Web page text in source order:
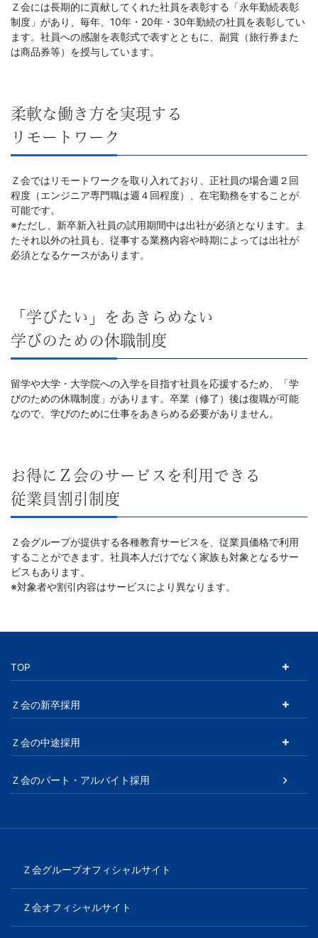
Ｚ会には長期的に貢献してくれた社員を表彰する「永年勤続表彰
制度」があり、毎年、10年・20年・30年勤続の社員を表彰してい
ます。社員への感謝を表彰式で表すとともに、副賞（旅行券また
は商品券等）を授与しています。
柔軟な働き方を実現する
リモートワーク
Ｚ会ではリモートワークを取り入れており、正社員の場合週２回
程度（エンジニア専門職は週４回程度）、在宅勤務をすることが
可能です。
※ただし、新卒新入社員の試用期間中は出社が必須となります。ま
たそれ以外の社員も、従事する業務内容や時期によっては出社が
必須となるケースがあります。
「学びたい」をあきらめない
学びのための休職制度
留学や大学・大学院への入学を目指す社員を応援するため、「学
びのための休職制度」があります。卒業（修了）後は復職が可能
なので、学びのために仕事をあきらめる必要がありません。
お得にＺ会のサービスを利用できる
従業員割引制度
Ｚ会グループが提供する各種教育サービスを、従業員価格で利用
することができます。社員本人だけでなく家族も対象となるサー
ビスもあります。
※対象者や割引内容はサービスにより異なります。
TOP
Ｚ会の新卒採用
Ｚ会の中途採用
Ｚ会のパート・アルバイト採用
Ｚ会グループオフィシャルサイト
Ｚ会オフィシャルサイト